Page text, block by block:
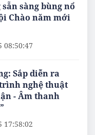
sàng bùng nổ
Chào năm mới
08:50:47
Sắp diễn ra
nghệ thuật
- Âm thanh
17:58:02